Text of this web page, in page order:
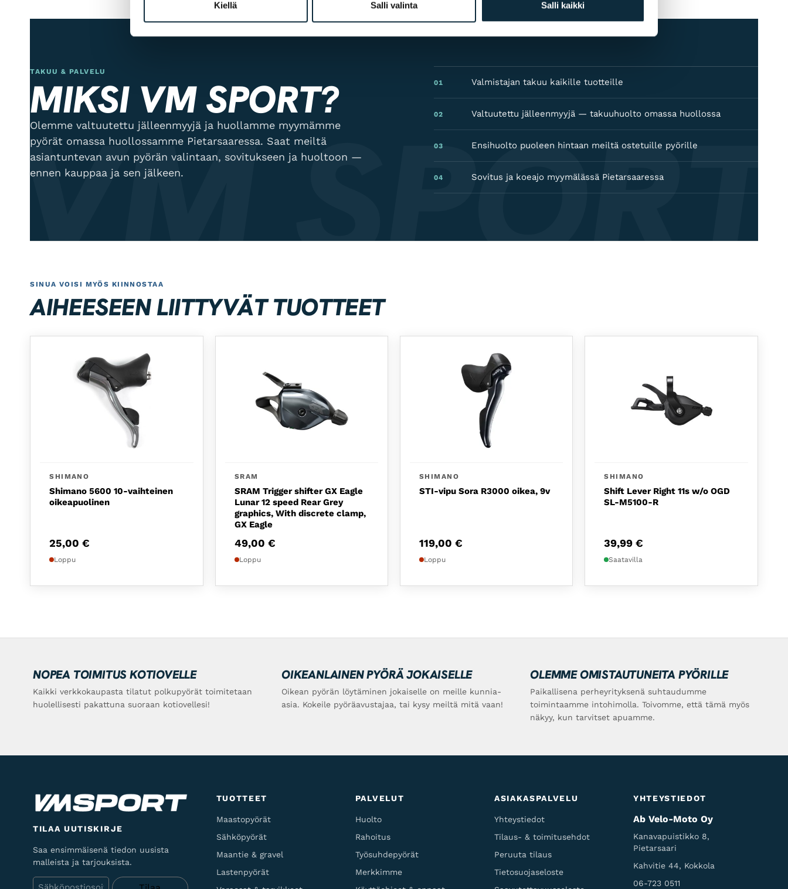
Kiellä Salli valinta Salli kaikki
VM SPORT
TAKUU & PALVELU
MIKSI VM SPORT?
Olemme valtuutettu jälleenmyyjä ja huollamme myymämme
pyörät omassa huollossamme Pietarsaaressa. Saat meiltä
asiantuntevan avun pyörän valintaan, sovitukseen ja huoltoon —
ennen kauppaa ja sen jälkeen.
01 Valmistajan takuu kaikille tuotteille
02 Valtuutettu jälleenmyyjä — takuuhuolto omassa huollossa
03 Ensihuolto puoleen hintaan meiltä ostetuille pyörille
04 Sovitus ja koeajo myymälässä Pietarsaaressa
SINUA VOISI MYÖS KIINNOSTAA
AIHEESEEN LIITTYVÄT TUOTTEET
SHIMANO
Shimano 5600 10-vaihteinen
oikeapuolinen
25,00€
Loppu
SRAM
SRAM Trigger shifter GX Eagle
Lunar 12 speed Rear Grey
graphics, With discrete clamp,
GX Eagle
49,00 €
Loppu
SHIMANO
STI-vipu Sora R3000 oikea, 9v
119,00 €
Loppu
SHIMANO
Shift Lever Right 11s w/o OGD
SL-M5100-R
39,99€
Saatavilla
NOPEA TOIMITUS KOTIOVELLE
Kaikki verkkokaupasta tilatut polkupyörät toimitetaan
huolellisesti pakattuna suoraan kotiovellesi!
OIKEANLAINEN PYÖRÄ JOKAISELLE
Oikean pyörän löytäminen jokaiselle on meille kunnia-
asia. Kokeile pyöräavustajaa, tai kysy meiltä mitä vaan!
OLEMME OMISTAUTUNEITA PYÖRILLE
Paikallisena perheyrityksenä suhtaudumme
toimintaamme intohimolla. Toivomme, että tämä myös
näkyy, kun tarvitset apuamme.
TILAA UUTISKIRJE
Saa ensimmäisenä tiedon uusista
malleista ja tarjouksista.
Sähköposti
TUOTTEET
Maastopyörät
Sähköpyörät
Maantie & gravel
Lastenpyörät
PALVELUT
Huolto
Rahoitus
Työsuhdepyörät
Merkkimme
ASIAKASPALVELU
Yhteystiedot
Tilaus- & toimitusehdot
Peruuta tilaus
Tietosuojaseloste
YHTEYSTIEDOT
Ab Velo-Moto Oy
Kanavapuistikko 8,
Pietarsaari
Kahvitie 44, Kokkola
06-723 0511